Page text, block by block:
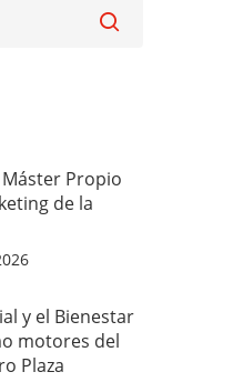
Propio
de la
y el Bienestar
motores del
Plaza